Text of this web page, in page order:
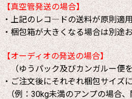
【真空管発送の場合】
・上記のレコ―ドの送料が原則適
・梱包箱が大きくなる場合は別途
【オーディオの発送の場合】
（ゆうパック及びカンガルー便
・ご注文後にそれぞれ梱包サイズ
（例：30kg未満のアンプの場合、